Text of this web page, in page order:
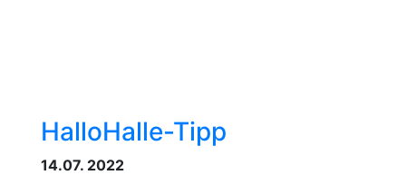
HalloHalle-Tipp
14.07. 2022